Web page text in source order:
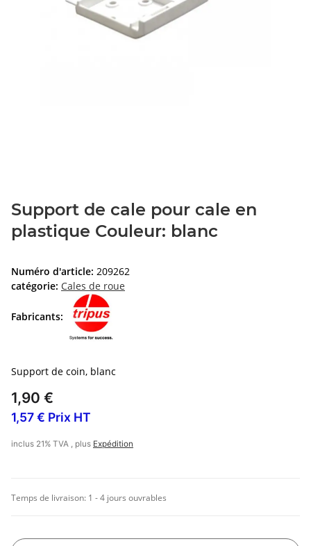
Support de cale pour cale en
plastique Couleur: blanc
Numéro d'article: 209262
catégorie: Cales de roue
Fabricants:
Support de coin, blanc
1,90 €
1,57 € Prix HT
inclus 21% TVA , plus Expédition
Temps de livraison: 1 - 4 jours ouvrables